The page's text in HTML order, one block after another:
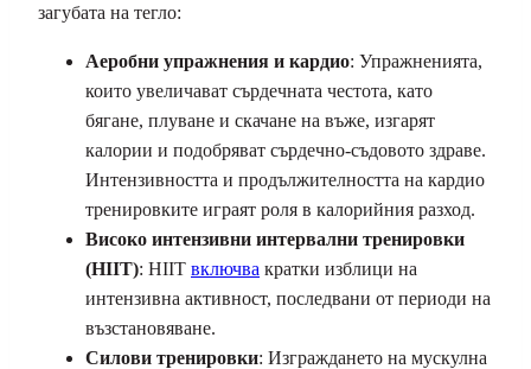
загубата на тегло:
Аеробни упражнения и кардио: Упражненията,
които увеличават сърдечната честота, като
бягане, плуване и скачане на въже, изгарят
калории и подобряват сърдечно-съдовото здраве.
Интензивността и продължителността на кардио
тренировките играят роля в калорийния разход.
Високо интензивни интервални тренировки
(HIIT): HIIT включва кратки изблици на
интензивна активност, последвани от периоди на
възстановяване.
Силови тренировки: Изграждането на мускулна